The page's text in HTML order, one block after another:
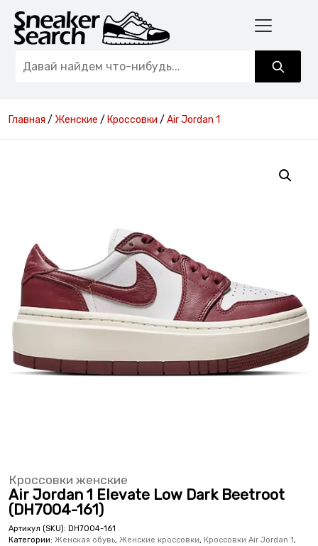
Главная / Женские / Кроссовки / Air Jordan 1
Кроссовки женские
Air Jordan 1 Elevate Low Dark Beetroot
(DH7004-161)
Артикул (SKU): DH7004-161
Категории: Женская обувь, Женские кроссовки, Кроссовки Air Jordan 1,